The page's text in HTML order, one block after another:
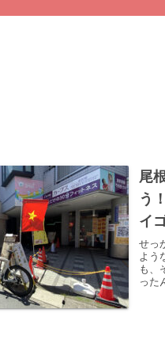
尾
う
イ
せっ
よう
も、
った